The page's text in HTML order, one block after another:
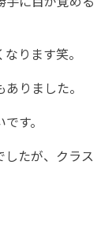
手に目が覚める
ります笑。
りました。
す。
したが、クラス